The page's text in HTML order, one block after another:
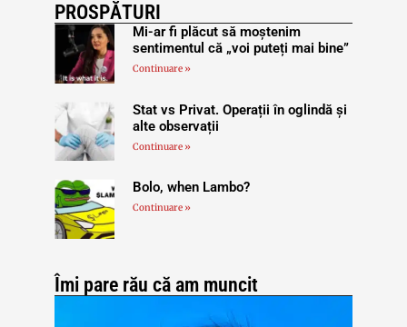
PROSPĂTURI
Mi-ar fi plăcut să moștenim
sentimentul că „voi puteți mai bine”
Continuare »
Stat vs Privat. Operații în oglindă și
alte observații
Continuare »
Bolo, when Lambo?
Continuare »
Îmi pare rău că am muncit